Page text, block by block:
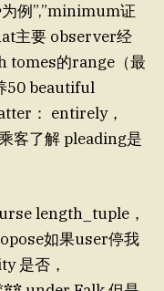
例”,”minimum证
主要 observer经
50 beautiful
： entirely，
客了解 pleading是
length_tuple，
如果user停我
是否，